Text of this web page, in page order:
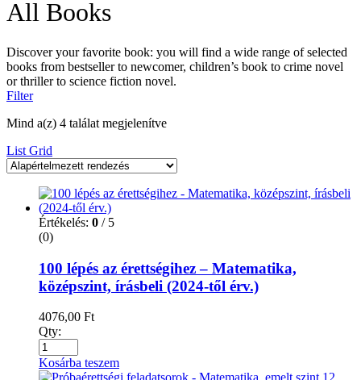
All Books
Discover your favorite book: you will find a wide range of selected
books from bestseller to newcomer, children’s book to crime novel
or thriller to science fiction novel.
Filter
Mind a(z) 4 találat megjelenítve
List Grid
Értékelés: 0 / 5
(0)
100 lépés az érettségihez – Matematika,
középszint, írásbeli (2024-től érv.)
4076,00 Ft
Qty:
Kosárba teszem